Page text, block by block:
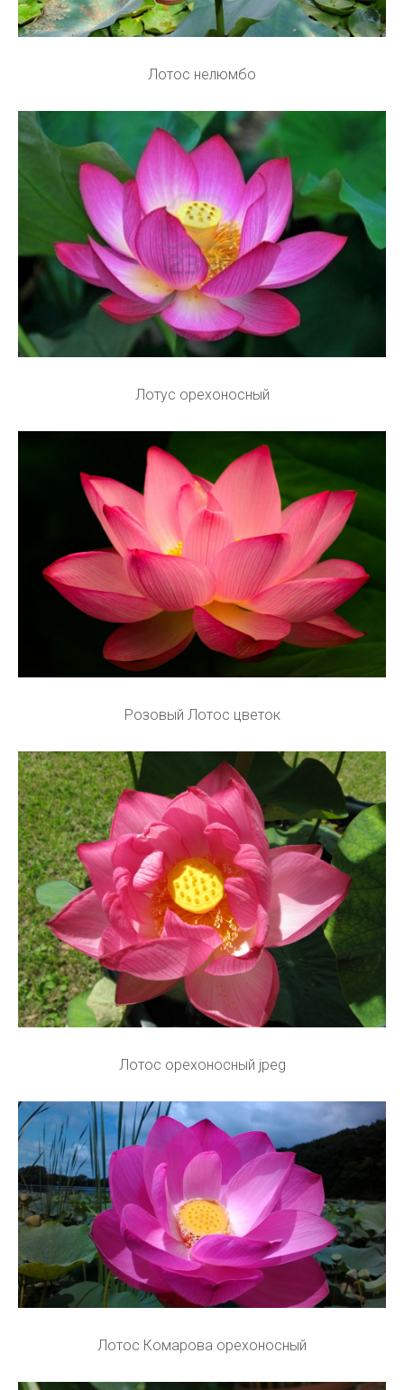
Лотос нелюмбо
Лотус орехоносный
Розовый Лотос цветок
Лотос орехоносный jpeg
Лотос Комарова орехоносный